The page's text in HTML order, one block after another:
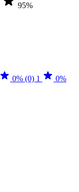
95%
0% (0) 1
0%